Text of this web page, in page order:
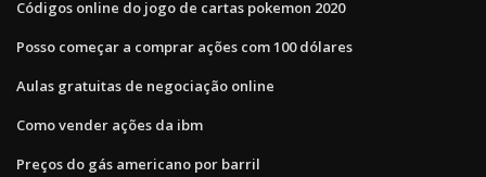
Códigos online do jogo de cartas pokemon 2020
Posso começar a comprar ações com 100 dólares
Aulas gratuitas de negociação online
Como vender ações da ibm
Preços do gás americano por barril